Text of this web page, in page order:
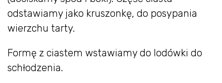
odstawiamy jako kruszonkę, do posypania
wierzchu tarty.
Formę z ciastem wstawiamy do lodówki do
schłodzenia.